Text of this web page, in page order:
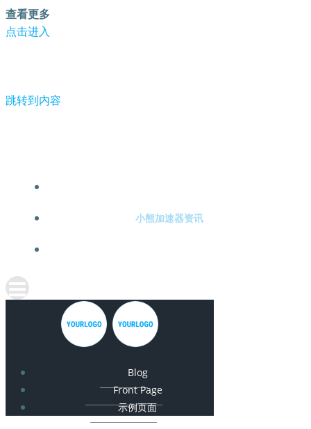
查看更多
点击进入
跳转到内容
小熊加速器资讯
Blog
Front Page
示例页面